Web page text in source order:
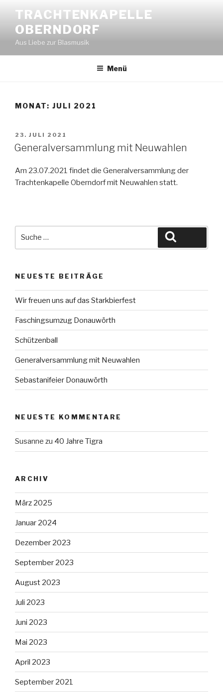
springen
TRACHTENKAPELLE
OBERNDORF
Aus Liebe zur Blasmusik
Menü
MONAT: JULI 2021
VERÖFFENTLICHT
AM
23. JULI 2021
Generalversammlung mit Neuwahlen
Am 23.07.2021 findet die Generalversammlung der
Trachtenkapelle Oberndorf mit Neuwahlen statt.
NEUESTE BEITRÄGE
Wir freuen uns auf das Starkbierfest
Faschingsumzug Donauwörth
Schützenball
Generalversammlung mit Neuwahlen
Sebastanifeier Donauwörth
NEUESTE KOMMENTARE
Susanne zu 40 Jahre Tigra
ARCHIV
März 2025
Januar 2024
Dezember 2023
September 2023
August 2023
Juli 2023
Juni 2023
Mai 2023
April 2023
September 2021